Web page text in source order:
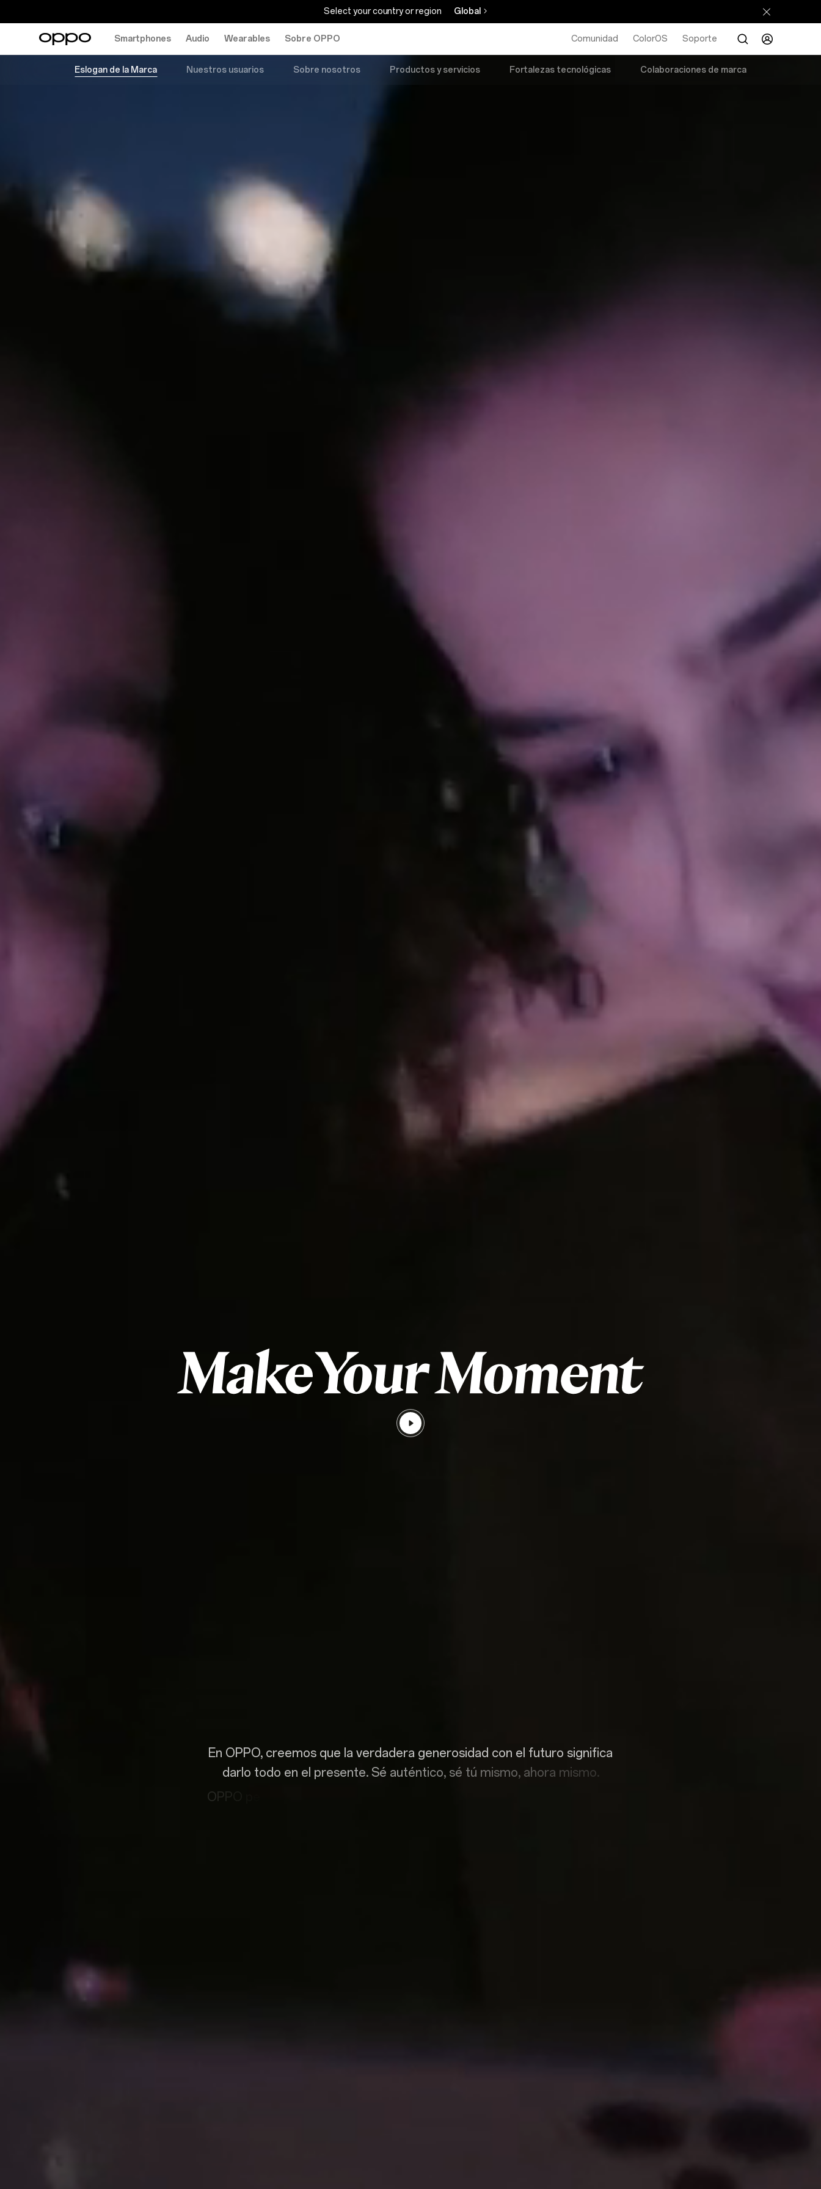
Select your country or region Global
Smartphones Audio Wearables Sobre OPPO Comunidad ColorOS Soporte
En OPPO, creemos que a verdadera generosidad con e futuro signifca
darl o todo en e presente. Sé auténtico, sé tú mismo, ahora mismo.
OP
Eslogan de la Marca Nuestros usuarios Sobre nosotros Productos y servicios Fortalezas tecnológicas Colaboraciones de marca